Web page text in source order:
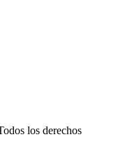
los derechos